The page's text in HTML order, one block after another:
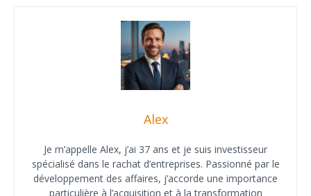
Alex
Je m’appelle Alex, j’ai 37 ans et je suis investisseur
spécialisé dans le rachat d’entreprises. Passionné par le
développement des affaires, j’accorde une importance
particulière à l’acquisition et à la transformation